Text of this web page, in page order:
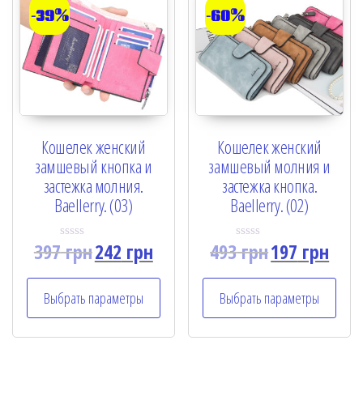
-39%
Кошелек женский
замшевый кнопка и
застежка молния.
Baellerry. (03)
R
d
0
o
u
397грн242 грн
Выбрать параметры
-60%
Кошелек женский
замшевый молния и
застежка кнопка.
Baellerry. (02)
R
d
0
o
u
493грн197 грн
Выбрать параметры